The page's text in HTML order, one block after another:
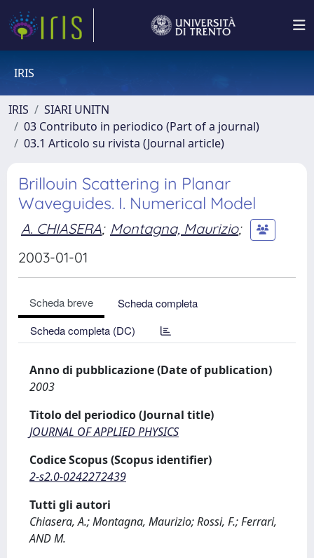
IRIS
IRIS
SIARI UNITN
03 Contributo in periodico (Part of a journal)
03.1 Articolo su rivista (Journal article)
Brillouin Scattering in Planar
Waveguides. I. Numerical Model
A. CHIASERA; Montagna, Maurizio;
2003-01-01
Scheda breve
Scheda completa
Scheda completa (DC)
Anno di pubblicazione (Date of publication)
2003
Titolo del periodico (Journal title)
JOURNAL OF APPLIED PHYSICS
Codice Scopus (Scopus identifier)
2-s2.0-0242272439
Tutti gli autori
Chiasera, A.; Montagna, Maurizio; Rossi, F.; Ferrari,
AND M.